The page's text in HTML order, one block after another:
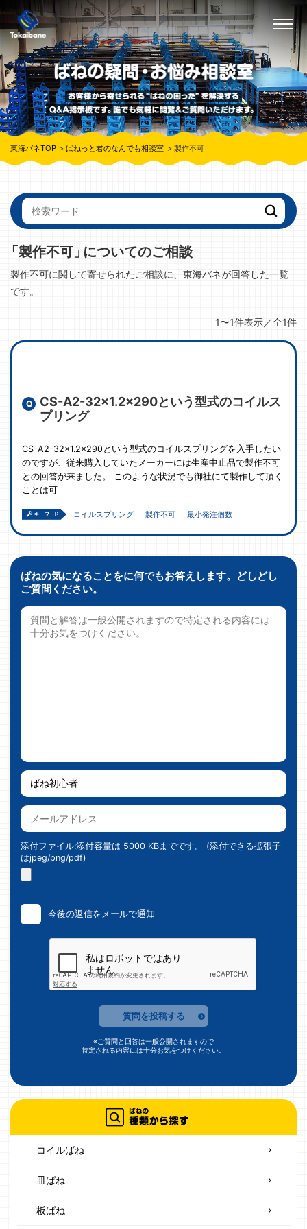
東海バネTOP ばねっと君のなんでも相談室 製作不可
「製作不可」についてのご相談
製作不可に関して寄せられたご相談に、東海バネが回答した一覧
です。
1〜1件表示／全1件
CS-A2-32×1.2×290という型式のコイルス
プリング
CS-A2-32x1.2x290という型式のコイルスプリングを入手したい
のですが、従来購入していたメーカーには生産中止品で製作不可
との回答が来ました。 このような状況でも御社にて製作して頂く
ことは可
コイルスプリング 製作不可 最小発注個数
ばねの気になることをに何でもお答えします。どしどし
ご質問ください。
添付ファイル:添付容量は 5000 KBまでです。 (添付できる拡張子
はjpeg/png/pdf)
今後の返信をメールで通知
質問を投稿する
※ご質問と回答は一般公開されますので
特定される内容には十分お気をつけください。
コイルばね
皿ばね
板ばね